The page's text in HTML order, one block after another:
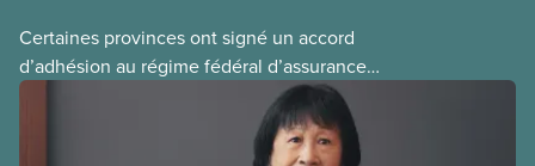
Certaines provinces ont signé un accord
d’adhésion au régime fédéral d’assurance
médicaments. Les sections locales du SCFP dans
ces provinces s’interrogent sur l’incidence que ce
régime pourrait avoir sur leurs avantages